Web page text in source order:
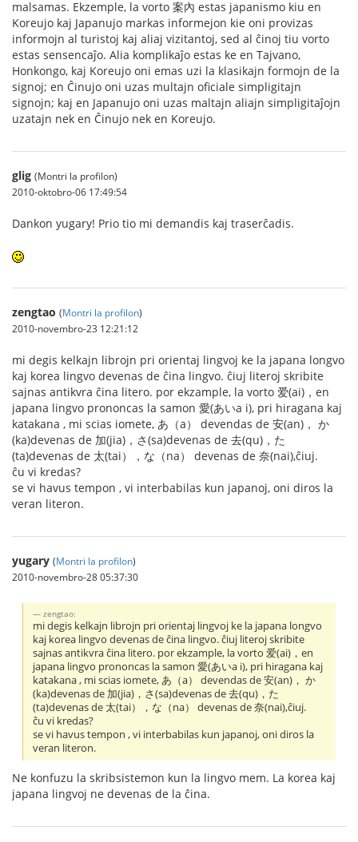
malsamas. Ekzemple, la vorto 案內 estas japanismo kiu en
Koreujo kaj Japanujo markas informejon kie oni provizas
informojn al turistoj kaj aliaj vizitantoj, sed al ĉinoj tiu vorto
estas sensencaĵo. Alia komplikaĵo estas ke en Tajvano,
Honkongo, kaj Koreujo oni emas uzi la klasikajn formojn de la
signoj; en Ĉinujo oni uzas multajn oficiale simpligitajn
signojn; kaj en Japanujo oni uzas maltajn aliajn simpligitaĵojn
uzatajn nek en Ĉinujo nek en Koreujo.
glig (Montri la profilon)
2010-oktobro-06 17:49:54
Dankon yugary! Prio tio mi demandis kaj traserĉadis.
zengtao (Montri la profilon)
2010-novembro-23 12:21:12
mi degis kelkajn librojn pri orientaj lingvoj ke la japana longvo
kaj korea lingvo devenas de ĉina lingvo. ĉiuj literoj skribite
sajnas antikvra ĉina litero. por ekzample, la vorto 爱(ai)，en
japana lingvo prononcas la samon 愛(あいa i), pri hiragana kaj
katakana , mi scias iomete, あ（a） devendas de 安(an)， か
(ka)devenas de 加(jia)，さ(sa)devenas de 去(qu)，た
(ta)devenas de 太(tai），な（na） devenas de 奈(nai),ĉiuj.
ĉu vi kredas?
se vi havus tempon , vi interbabilas kun japanoj, oni diros la
veran literon.
yugary (Montri la profilon)
2010-novembro-28 05:37:30
zengtao:
mi degis kelkajn librojn pri orientaj lingvoj ke la japana longvo
kaj korea lingvo devenas de ĉina lingvo. ĉiuj literoj skribite
sajnas antikvra ĉina litero. por ekzample, la vorto 爱(ai)，en
japana lingvo prononcas la samon 愛(あいa i), pri hiragana kaj
katakana , mi scias iomete, あ（a） devendas de 安(an)， か
(ka)devenas de 加(jia)，さ(sa)devenas de 去(qu)，た
(ta)devenas de 太(tai），な（na） devenas de 奈(nai),ĉiuj.
ĉu vi kredas?
se vi havus tempon , vi interbabilas kun japanoj, oni diros la
veran literon.
Ne konfuzu la skribsistemon kun la lingvo mem. La korea kaj
japana lingvoj ne devenas de la ĉina.